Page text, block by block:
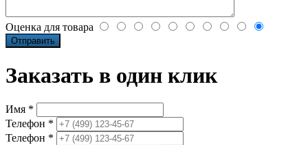
Оценка для товара
Заказать в один клик
Имя *
Телефон *
Телефон *